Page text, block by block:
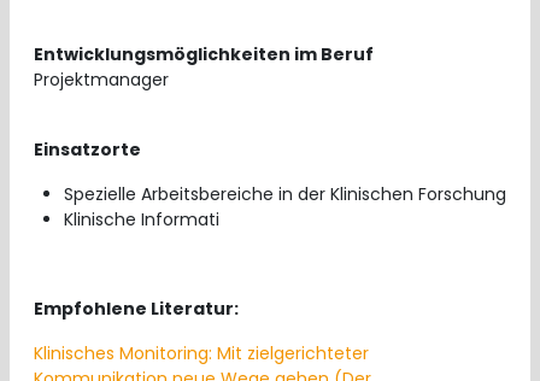
Entwicklungsmöglichkeiten im Beruf
Projektmanager
Einsatzorte
Spezielle Arbeitsbereiche in der Klinischen Forschung
Klinische Informati
Empfohlene Literatur:
Klinisches Monitoring: Mit zielgerichteter